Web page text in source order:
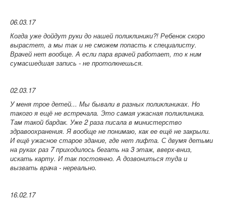
06.03.17
Когда уже дойдут руки до нашей поликлиники?! Ребенок скоро
вырастет, а мы так и не сможем попасть к специалисту.
Врачей нет вообще. А если пара врачей работает, то к ним
сумасшедшая запись - не протолкнешься.
02.03.17
У меня трое детей... Мы бывали в разных поликлиниках. Но
такого я ещё не встречала. Это самая ужасная поликлиника.
Там такой бардак. Уже 2 раза писала в министерство
здравоохранения. Я вообще не понимаю, как ее ещё не закрыли.
И ещё ужасное старое здание, где нет лифта. С двумя детьми
на руках раз 7 приходилось бегать на 3 этаж, вверх-вниз,
искать карту. И так постоянно. А дозвониться туда и
вызвать врача - нереально.
16.02.17